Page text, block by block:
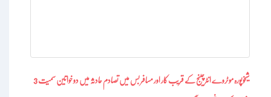
شیخوپورہ موٹروے انٹرچینج کے قریب کار اور مسافر بس میں تصادم حادثہ میں دو خواتین سمیت 3